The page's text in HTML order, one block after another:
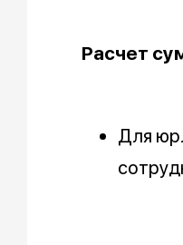
Расчет
Для